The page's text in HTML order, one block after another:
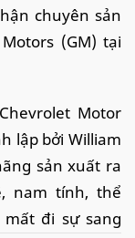
chuyên sản
(GM) tại
Motor
lập bởi William
sản xuất ra
nam tính, thể
đi sự sang